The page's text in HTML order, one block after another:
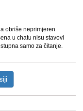
obriše neprimjeren
u chatu nisu stavovi
samo za čitanje.